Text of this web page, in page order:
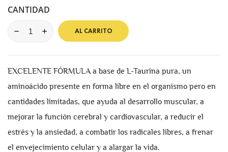
CANTIDAD
AL CARRITO
EXCELENTE FÓRMULA a base de L-Taurina pura, un
aminoácido presente en forma libre en el organismo pero en
cantidades limitadas, que ayuda al desarrollo muscular, a
mejorar la función cerebral y cardiovascular, a reducir el
estrés y la ansiedad, a combatir los radicales libres, a frenar
el envejecimiento celular y a alargar la vida.